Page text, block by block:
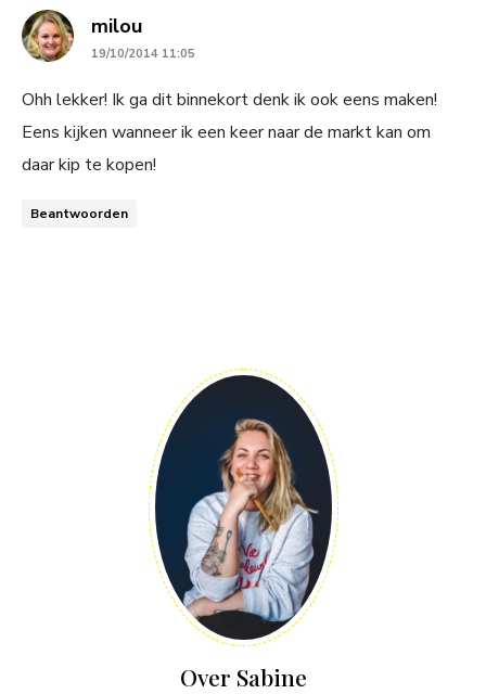
milousays:
19/10/2014 11:05
Ohh lekker! Ik ga dit binnekort denk ik ook eens maken!
Eens kijken wanneer ik een keer naar de markt kan om
daar kip te kopen!
Beantwoorden
Over Sabine